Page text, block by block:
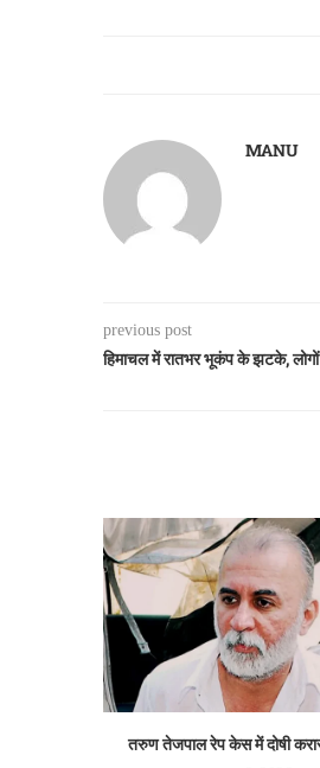
MANU
previous post
हिमाचल में रातभर भूकंप के झटके,
तरुण तेजपाल रेप केस में दोषी